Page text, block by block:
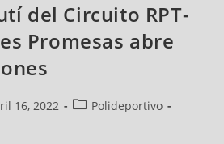
del Circuito RPT-
Promesas abre
16, 2022
Polideportivo